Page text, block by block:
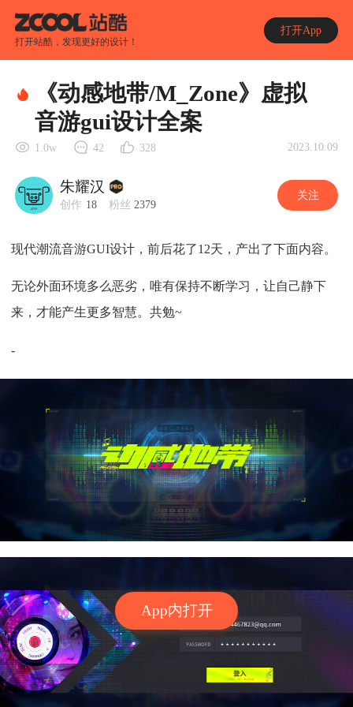
打开站酷，发现更好的设计！
打开App
App内打开
《动感地带/M_Zone》虚拟
音游gui设计全案
1.0w 42 328 2023.10.09
朱耀汉
创作 18 粉丝 2379
关注
现代潮流音游GUI设计，前后花了12天，产出了下面内容。
无论外面环境多么恶劣，唯有保持不断学习，让自己静下
来，才能产生更多智慧。共勉~
-